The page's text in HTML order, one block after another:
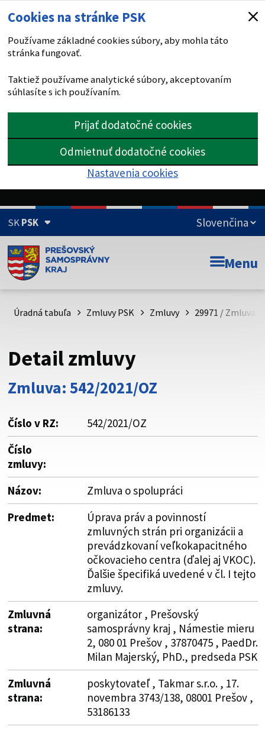
Cookies na stránke PSK
Používame základné cookies súbory, aby mohla táto
stránka fungovať.
Taktiež používame analytické súbory, akceptovaním
súhlasíte s ich používaním.
Prijať dodatočné cookies
Odmietnuť dodatočné cookies
Nastavenia cookies
SKPSK
Doména psk.sk je oficiálna
Toto je oficiálna webová stránka Prešovského
psk.sk.
Buďte pozorní a vždy sa uistite, že zdieľate informácie iba
cez zabezpečenú webovú stránku. Zabezpečená stránka
vždy začína https:// pred názvom domény webového sídla.
Menu
Úradná tabuľa Zmluvy PSK Zmluvy 29971 / Zmluva
Detail zmluvy
Zmluva: 542/2021/OZ
Číslo v RZ:
542/2021/OZ
Číslo
zmluvy:
Názov:
Zmluva o spolupráci
Predmet:
Úprava práv a povinností
zmluvných strán pri organizácii a
prevádzkovaní veľkokapacitného
očkovacieho centra (ďalej aj VKOC).
Ďalšie špecifiká uvedené v čl. I tejto
zmluvy.
Zmluvná
strana:
organizátor , Prešovský
samosprávny kraj , Námestie mieru
2, 080 01 Prešov , 37870475 , PaedDr.
Milan Majerský, PhD., predseda PSK
Zmluvná
strana:
poskytovateľ , Takmar s.r.o. , 17.
novembra 3743/138, 08001 Prešov ,
53186133